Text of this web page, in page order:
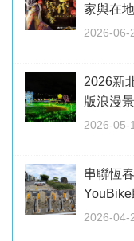
家與在
2026-06-
2026新
版浪漫
2026-05-
串聯恆
YouBike
2026-04-